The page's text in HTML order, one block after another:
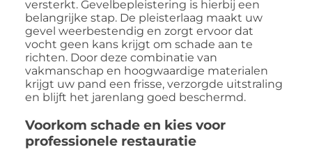
versterkt. Gevelbepleistering is hierbij een
belangrijke stap. De pleisterlaag maakt uw
gevel weerbestendig en zorgt ervoor dat
vocht geen kans krijgt om schade aan te
richten. Door deze combinatie van
vakmanschap en hoogwaardige materialen
krijgt uw pand een frisse, verzorgde uitstraling
en blijft het jarenlang goed beschermd.
Voorkom schade en kies voor
professionele restauratie